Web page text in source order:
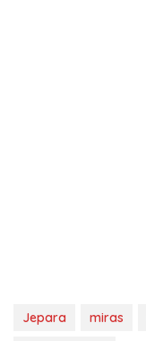
Jepara miras